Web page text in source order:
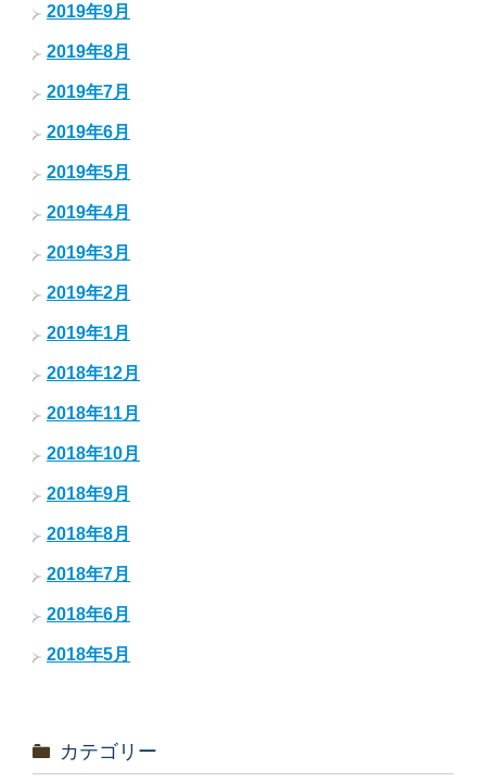
2019年9月
2019年8月
2019年7月
2019年6月
2019年5月
2019年4月
2019年3月
2019年2月
2019年1月
2018年12月
2018年11月
2018年10月
2018年9月
2018年8月
2018年7月
2018年6月
2018年5月
カテゴリー